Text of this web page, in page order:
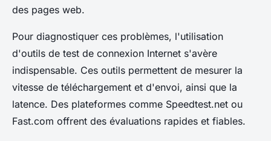
des pages web.
Pour diagnostiquer ces problèmes, l'utilisation
d'outils de test de connexion Internet s'avère
indispensable. Ces outils permettent de mesurer la
vitesse de téléchargement et d'envoi, ainsi que la
latence. Des plateformes comme Speedtest.net ou
Fast.com offrent des évaluations rapides et fiables.